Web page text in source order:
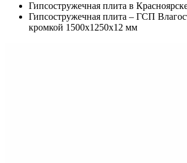
Гипсостружечная плита в
Гипсостружечная плита – ГСП
кромкой 1500х1250х12 мм